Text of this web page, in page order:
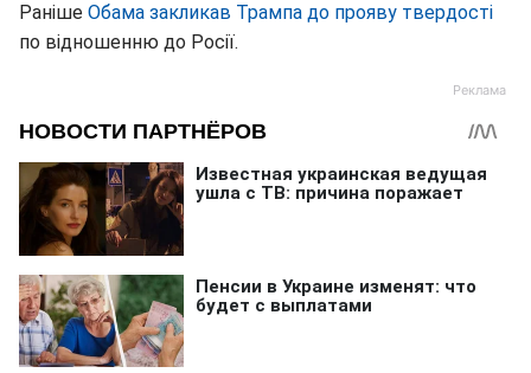
Раніше Обама закликав Трампа до прояву твердості
по відношенню до Росії.